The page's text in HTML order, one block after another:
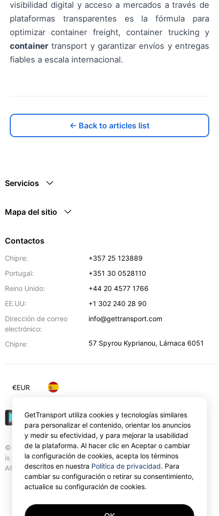
visibilidad digital y acceso a mercados a través de
plataformas transparentes es la fórmula para
optimizar container freight, container trucking y
container transport y garantizar envíos y entregas
fiables a escala internacional.
← Back to articles list
Servicios
Mapa del sitio
Contactos
Chipre:
+357 25 123889
Portugal:
+351 30 0528110
Reino Unido:
+44 20 4577 1766
EE.UU:
+1 302 240 28 90
Dirección de correo
electrónico:
info@gettransport.com
Chipre: 57 Spyrou Kyprianou, Lárnaca 6051
© Gettransport International Limited. GetTransport®
is trademark of Gettransport International Limited.
All rights reserved.
€EUR
GetTransport utiliza cookies y tecnologías similares
para personalizar el contenido, orientar los anuncios
y medir su efectividad, y para mejorar la usabilidad
de la plataforma. Al hacer clic en Aceptar o cambiar
la configuración de cookies, acepta los términos
descritos en nuestra Política de privacidad. Para
cambiar su configuración o retirar su consentimiento,
actualice su configuración de cookies.